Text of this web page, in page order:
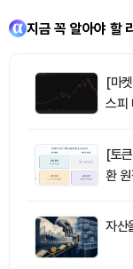
지금 꼭 알아야 할
[마
스피
[토
환
자산